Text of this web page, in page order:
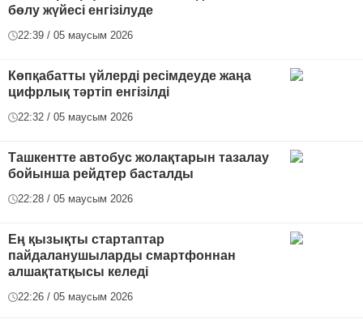
бөлу жүйесі енгізілуде
22:39 / 05 маусым 2026
Көпқабатты үйлерді ресімдеуде жаңа
цифрлық тәртіп енгізілді
22:32 / 05 маусым 2026
Ташкентте автобус жолақтарын тазалау
бойынша рейдтер басталды
22:28 / 05 маусым 2026
Ең қызықты стартаптар
пайдаланушыларды смартфоннан
алшақтатқысы келеді
22:26 / 05 маусым 2026